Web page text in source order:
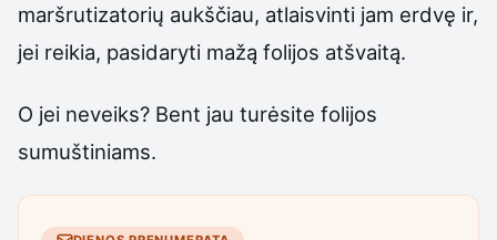
maršrutizatorių aukščiau, atlaisvinti jam erdvę ir,
jei reikia, pasidaryti mažą folijos atšvaitą.
O jei neveiks? Bent jau turėsite folijos
sumuštiniams.